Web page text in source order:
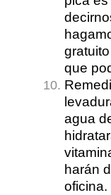
que
agua
harán
oficina.